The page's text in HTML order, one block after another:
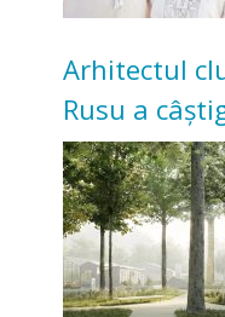
Arhitectul
Rusu a